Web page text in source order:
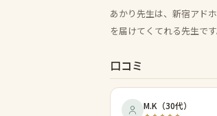
あかり先生は、新宿アド
を届けてくてれる先生です
口コミ
M.K （30代）